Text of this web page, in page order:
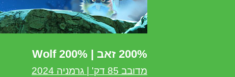
200% זאב | Wolf 200%
מדובב 85 דק' | גרמניה 2024